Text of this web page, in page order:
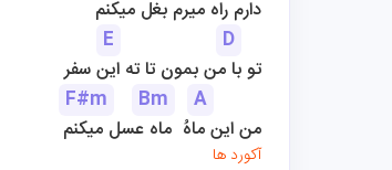
دارم راه میرم بغل میکنم
E
D
تو با من بمون تا ته این سفر
F#m
Bm
A
من این ماهُ  ماه عسل میکنم
آکورد ها